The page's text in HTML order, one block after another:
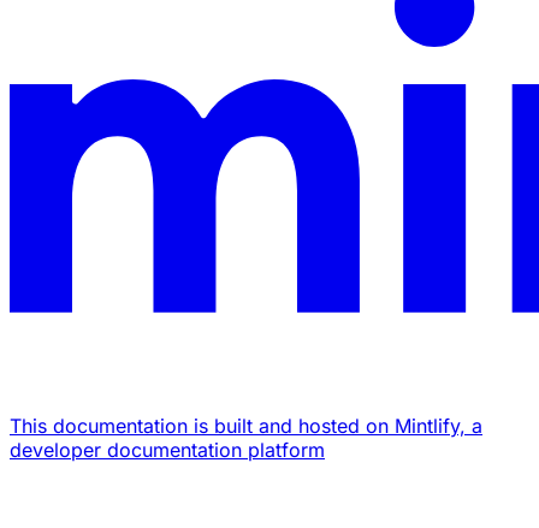
This documentation is built and hosted on Mintlify, a
developer documentation platform